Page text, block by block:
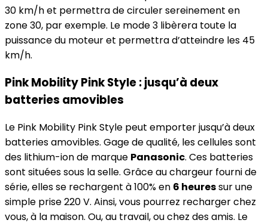
30 km/h et permettra de circuler sereinement en
zone 30, par exemple. Le mode 3 libèrera toute la
puissance du moteur et permettra d’atteindre les 45
km/h.
Pink Mobility Pink Style : jusqu’à deux
batteries amovibles
Le Pink Mobility Pink Style peut emporter jusqu’à deux
batteries amovibles. Gage de qualité, les cellules sont
des lithium-ion de marque Panasonic. Ces batteries
sont situées sous la selle. Grâce au chargeur fourni de
série, elles se rechargent à 100% en 6 heuressur une
simple prise 220 V. Ainsi, vous pourrez recharger chez
vous, à la maison. Ou, au travail, ou chez des amis. Le